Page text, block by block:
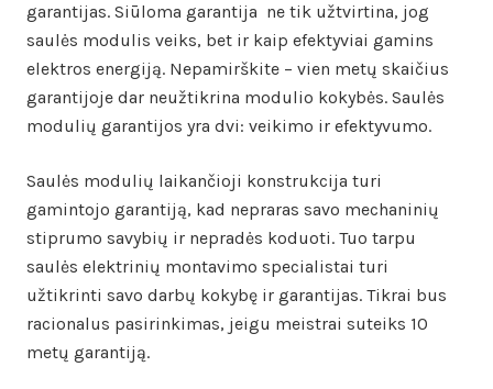
garantijas. Siūloma garantija ne tik užtvirtina, jog
saulės modulis veiks, bet ir kaip efektyviai gamins
elektros energiją. Nepamirškite – vien metų skaičius
garantijoje dar neužtikrina modulio kokybės. Saulės
modulių garantijos yra dvi: veikimo ir efektyvumo.
Saulės modulių laikančioji konstrukcija turi
gamintojo garantiją, kad nepraras savo mechaninių
stiprumo savybių ir nepradės koduoti. Tuo tarpu
saulės elektrinių montavimo specialistai turi
užtikrinti savo darbų kokybę ir garantijas. Tikrai bus
racionalus pasirinkimas, jeigu meistrai suteiks 10
metų garantiją.